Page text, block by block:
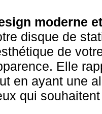
moderne
disque de
de
Elle
en ayant une
qui